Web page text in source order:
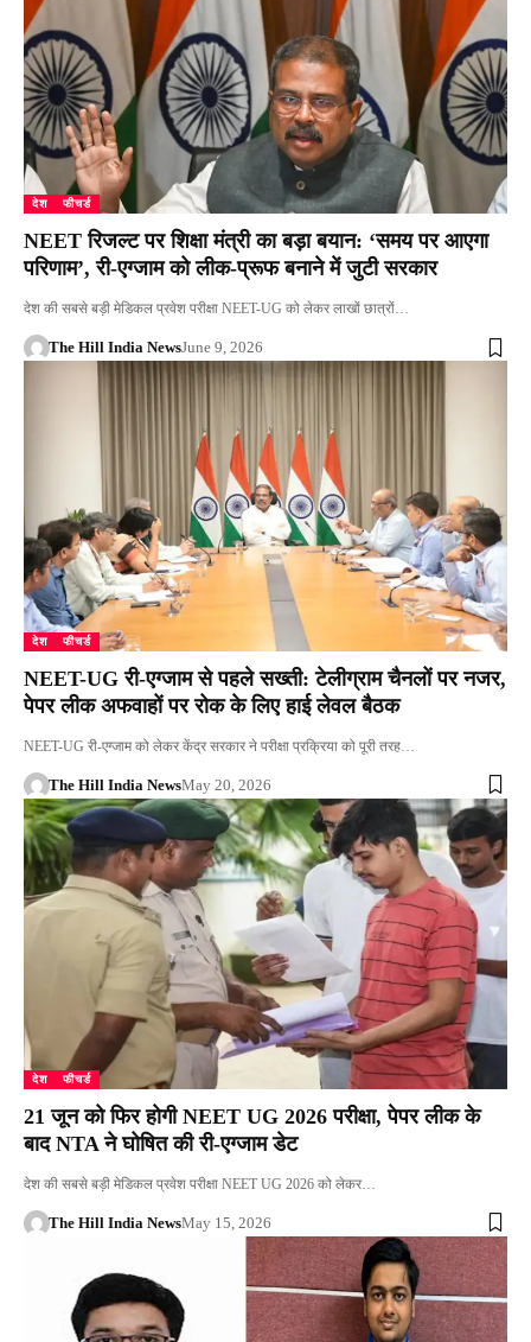
देश फीचर्ड
NEET रिजल्ट पर शिक्षा मंत्री का बड़ा बयान: ‘समय पर आएगा
परिणाम’, री-एग्जाम को लीक-प्रूफ बनाने में जुटी सरकार
देश की सबसे बड़ी मेडिकल प्रवेश परीक्षा NEET-UG को लेकर लाखों छात्रों…
The Hill India NewsJune 9, 2026
देश फीचर्ड
NEET-UG री-एग्जाम से पहले सख्ती: टेलीग्राम चैनलों पर नजर,
पेपर लीक अफवाहों पर रोक के लिए हाई लेवल बैठक
NEET-UG री-एग्जाम को लेकर केंद्र सरकार ने परीक्षा प्रक्रिया को पूरी तरह…
The Hill India NewsMay 20, 2026
देश फीचर्ड
21 जून को फिर होगी NEET UG 2026 परीक्षा, पेपर लीक के
बाद NTA ने घोषित की री-एग्जाम डेट
देश की सबसे बड़ी मेडिकल प्रवेश परीक्षा NEET UG 2026 को लेकर…
The Hill India NewsMay 15, 2026